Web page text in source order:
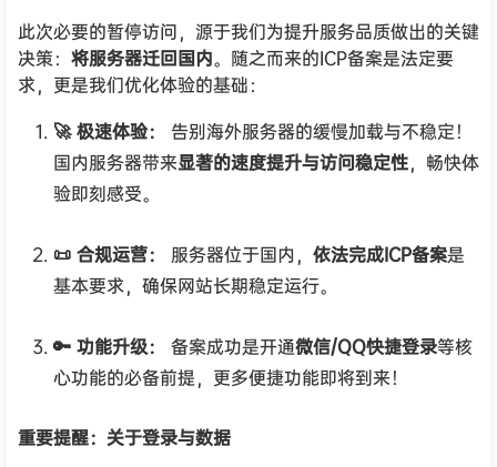
此次必要的暂停访问，源于我们为提升服务品质做出的关键
决策： 将服务器迁回国内。随之而来的ICP备案是法定要
求，更是我们优化体验的基础：
🚀 极速体验：
告别海外服务器的缓慢加载与不稳定！
国内服务器带来显著的速度提升与访问稳定性，畅快体
验即刻感受。
📜 合规运营： 服务器位于国内， 依法完成ICP备案是
基本要求，确保网站长期稳定运行。
🔑 功能升级： 备案成功是开通微信/QQ快捷登录等核
心功能的必备前提，更多便捷功能即将到来！
重要提醒：关于登录与数据